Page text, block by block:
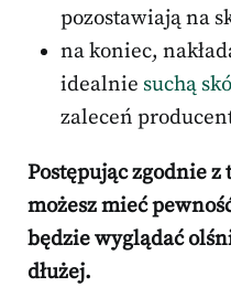
pozostawiają na
na koniec,
idealnie suchą
zaleceń
Postępując zgodnie
możesz mieć
będzie wyglądać
dłużej.